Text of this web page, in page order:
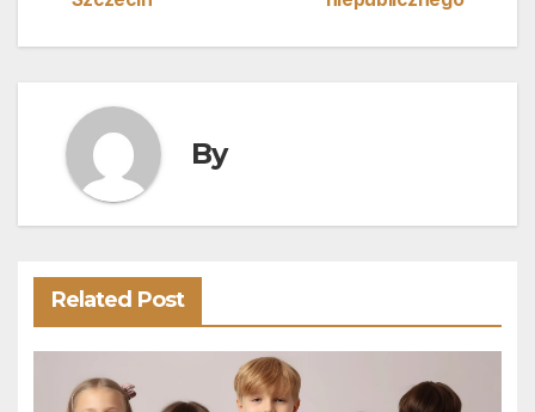
wpisu
By
Related Post